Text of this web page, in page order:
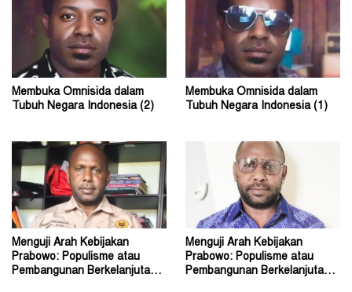
Membuka Omnisida dalam
Tubuh Negara Indonesia (2)
Membuka Omnisida dalam
Tubuh Negara Indonesia (1)
Menguji Arah Kebijakan
Prabowo: Populisme atau
Pembangunan Berkelanjutan?
Menguji Arah Kebijakan
Prabowo: Populisme atau
Pembangunan Berkelanjutan?